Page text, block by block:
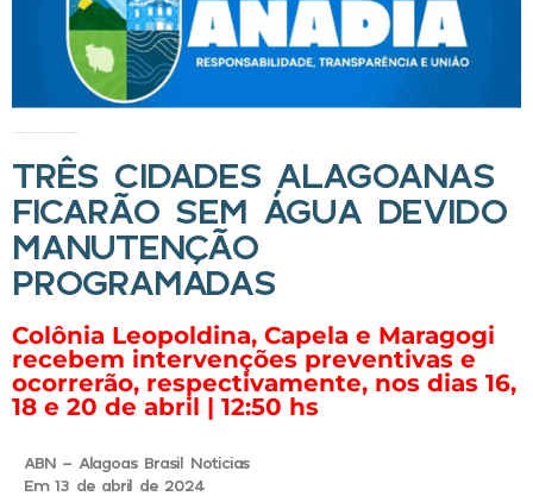
TRÊS CIDADES ALAGOANAS
FICARÃO SEM ÁGUA DEVIDO
MANUTENÇÃO
PROGRAMADAS
Colônia Leopoldina, Capela e Maragogi
recebem intervenções preventivas e
ocorrerão, respectivamente, nos dias 16,
18 e 20 de abril | 12:50 hs
ABN - Alagoas Brasil Noticias
Em 13 de abril de 2024